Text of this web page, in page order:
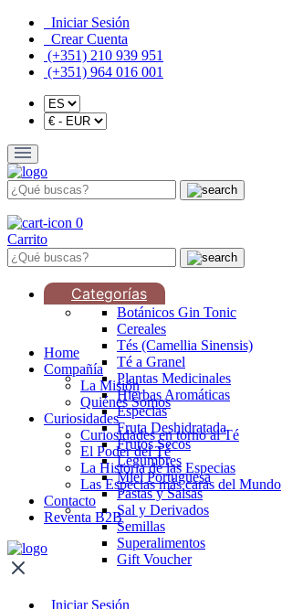
Iniciar Sesión
Crear Cuenta
(+351) 210 939 951
(+351) 964 016 001
0
Carrito
Categorías
Botánicos Gin Tonic
Cereales
Tés (Camellia Sinensis)
Té a Granel
Plantas Medicinales
Hierbas Aromáticas
Especias
Fruta Deshidratada
Frutos Secos
Legumbres
Miel Portuguesa
Pastas y Salsas
Sal y Derivados
Semillas
Superalimentos
Gift Voucher
Home
Compañía
La Misión
Quiénes Somos
Curiosidades
Curiosidades en torno al Té
El Poder del Té
La Historia de las Especias
Las Especias más caras del Mundo
Contacto
Reventa B2B
Iniciar Sesión